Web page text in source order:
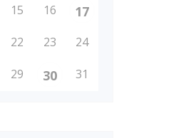
15 16 17
22 23 24
29 30 31